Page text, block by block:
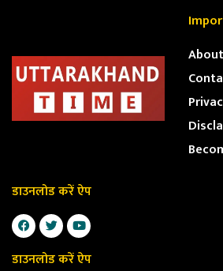
About
डाउनलोड करें ऐप
डाउनलोड करें ऐप